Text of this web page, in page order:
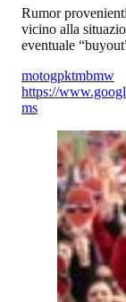
Rumor
vicino alla
eventuale
motogpktmbmw
https://
ms